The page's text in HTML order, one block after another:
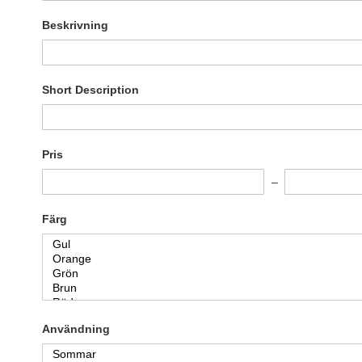
Beskrivning
Short Description
Pris
Färg
Användning